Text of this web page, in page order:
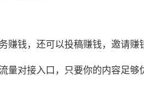
钱，还可以投稿赚钱，邀请赚
量对接入口，只要你的内容足